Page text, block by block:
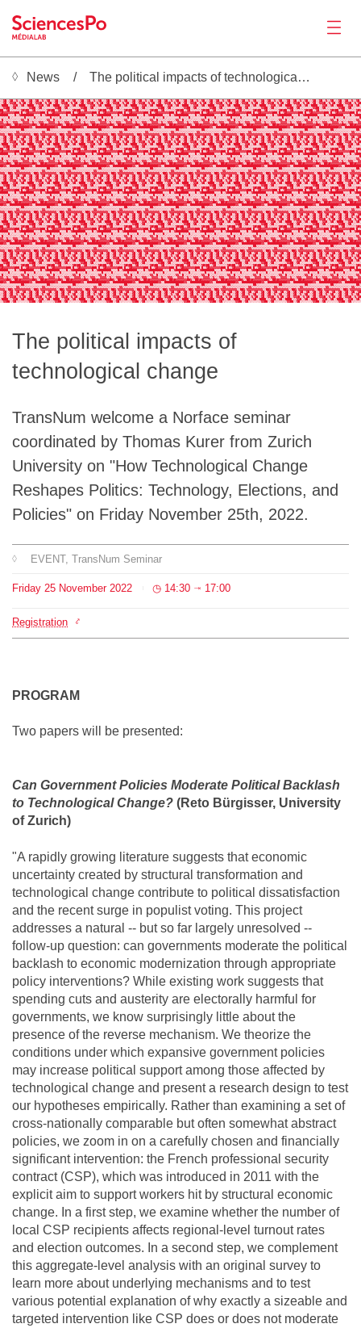
News
Productions
Activities
Tools
Seminar
Team
The médialab
FR|EN
News The political impacts of technological change
The political impacts of
technological change
TransNum welcome a Norface seminar
coordinated by Thomas Kurer from Zurich
University on "How Technological Change
Reshapes Politics: Technology, Elections, and
Policies" on Friday November 25th, 2022.
EVENT, TransNum Seminar
Friday 25 November 2022 14:30 ⇥ 17:00
Registration
PROGRAM
Two papers will be presented:
Can Government Policies Moderate Political Backlash
to Technological Change? (Reto Bürgisser, University
of Zurich)
"A rapidly growing literature suggests that economic
uncertainty created by structural transformation and
technological change contribute to political dissatisfaction
and the recent surge in populist voting. This project
addresses a natural -- but so far largely unresolved --
follow-up question: can governments moderate the political
backlash to economic modernization through appropriate
policy interventions? While existing work suggests that
spending cuts and austerity are electorally harmful for
governments, we know surprisingly little about the
presence of the reverse mechanism. We theorize the
conditions under which expansive government policies
may increase political support among those affected by
technological change and present a research design to test
our hypotheses empirically. Rather than examining a set of
cross-nationally comparable but often somewhat abstract
policies, we zoom in on a carefully chosen and financially
significant intervention: the French professional security
contract (CSP), which was introduced in 2011 with the
explicit aim to support workers hit by structural economic
change. In a first step, we examine whether the number of
local CSP recipients affects regional-level turnout rates
and election outcomes. In a second step, we complement
this aggregate-level analysis with an original survey to
learn more about underlying mechanisms and to test
various potential explanation of why exactly a sizeable and
targeted intervention like CSP does or does not moderate